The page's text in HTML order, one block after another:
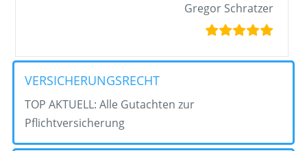
Gregor Schratzer
VERSICHERUNGSRECHT
TOP AKTUELL: Alle Gutachten zur
Pflichtversicherung